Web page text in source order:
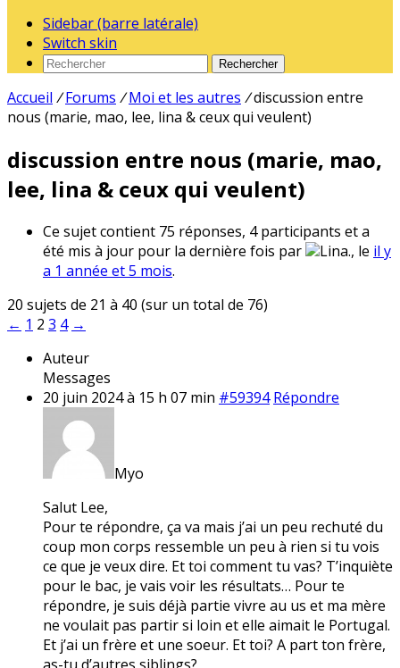
Sidebar (barre latérale)
Switch skin
Rechercher
Accueil / Forums / Moi et les autres /discussion entre
nous (marie, mao, lee, lina & ceux qui veulent)
discussion entre nous (marie, mao,
lee, lina & ceux qui veulent)
Ce sujet contient 75 réponses, 4 participants et a
été mis à jour pour la dernière fois par
Lina., le il y
a 1 année et 5 mois.
20 sujets de 21 à 40 (sur un total de 76)
← 1 2 3 4 →
Auteur
Messages
20 juin 2024 à 15 h 07 min #59394 Répondre
Myo
Salut Lee,
Pour te répondre, ça va mais j’ai un peu rechuté du
coup mon corps ressemble un peu à rien si tu vois
ce que je veux dire. Et toi comment tu vas? T’inquiète
pour le bac, je vais voir les résultats… Pour te
répondre, je suis déjà partie vivre au us et ma mère
ne voulait pas partir si loin et elle aimait le Portugal.
Et j’ai un frère et une soeur. Et toi? A part ton frère,